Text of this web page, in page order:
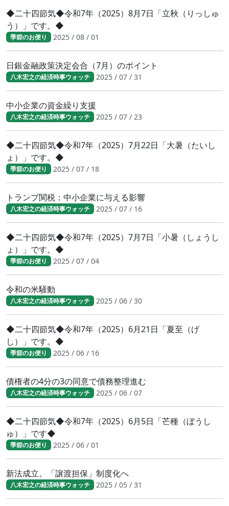
◆二十四節気◆令和7年（2025）8月7日「立秋（りっしゅ
う）」です。◆
季節のお便り 2025 / 08 / 01
日銀金融政策決定会合（7月）のポイント
八木宏之の経済時事ウォッチ 2025 / 07 / 31
中小企業の資金繰り支援
八木宏之の経済時事ウォッチ 2025 / 07 / 23
◆二十四節気◆令和7年（2025）7月22日「大暑（たいし
ょ）」です。◆
季節のお便り 2025 / 07 / 18
トランプ関税：中小企業に与える影響
八木宏之の経済時事ウォッチ 2025 / 07 / 16
◆二十四節気◆令和7年（2025）7月7日「小暑（しょうし
ょ）」です。◆
季節のお便り 2025 / 07 / 04
令和の米騒動
八木宏之の経済時事ウォッチ 2025 / 06 / 30
◆二十四節気◆令和7年（2025）6月21日「夏至（げ
し）」です。◆
季節のお便り 2025 / 06 / 16
債権者の4分の3の同意で債務整理進む
八木宏之の経済時事ウォッチ 2025 / 06 / 07
◆二十四節気◆令和7年（2025）6月5日「芒種（ぼうし
ゅ）」です◆
季節のお便り 2025 / 06 / 01
新法成立。「譲渡担保」制度化へ
八木宏之の経済時事ウォッチ 2025 / 05 / 31